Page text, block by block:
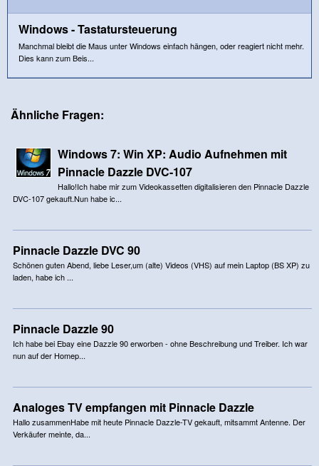
Windows - Tastatursteuerung
Manchmal bleibt die Maus unter Windows einfach hängen, oder reagiert nicht mehr.
Dies kann zum Beis...
Ähnliche Fragen:
Windows 7: Win XP: Audio Aufnehmen mit
Pinnacle Dazzle DVC-107
Hallo!Ich habe mir zum Videokassetten digitalisieren den Pinnacle Dazzle
DVC-107 gekauft.Nun habe ic...
Pinnacle Dazzle DVC 90
Schönen guten Abend, liebe Leser,um (alte) Videos (VHS) auf mein Laptop (BS XP) zu
laden, habe ich ...
Pinnacle Dazzle 90
Ich habe bei Ebay eine Dazzle 90 erworben - ohne Beschreibung und Treiber. Ich war
nun auf der Homep...
Analoges TV empfangen mit Pinnacle Dazzle
Hallo zusammenHabe mit heute Pinnacle Dazzle-TV gekauft, mitsammt Antenne. Der
Verkäufer meinte, da...